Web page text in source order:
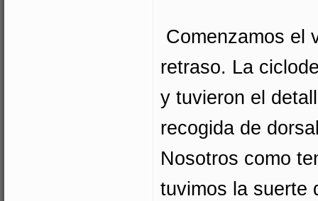
Comenzamos el
retraso. La
y tuvieron el
recogida de
Nosotros como
tuvimos la suerte